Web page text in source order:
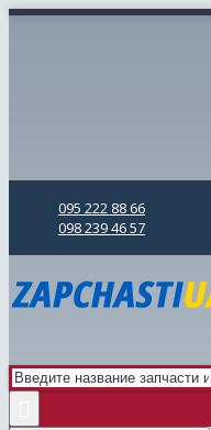
095 222 88 66
098 239 46 57